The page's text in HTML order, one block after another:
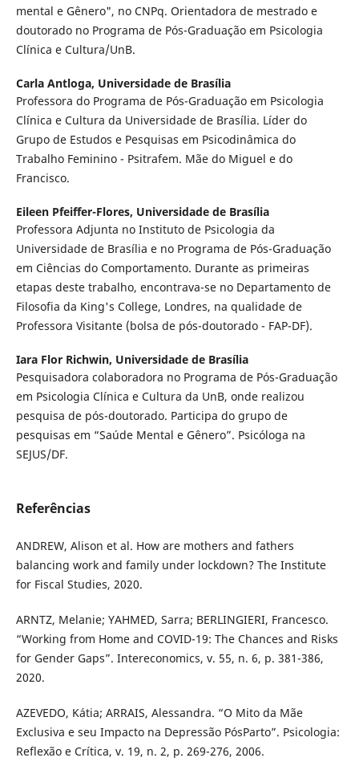
mental e Gênero", no CNPq. Orientadora de mestrado e
doutorado no Programa de Pós-Graduação em Psicologia
Clínica e Cultura/UnB.
Carla Antloga, Universidade de Brasília
Professora do Programa de Pós-Graduação em Psicologia
Clínica e Cultura da Universidade de Brasília. Líder do
Grupo de Estudos e Pesquisas em Psicodinâmica do
Trabalho Feminino - Psitrafem. Mãe do Miguel e do
Francisco.
Eileen Pfeiffer-Flores, Universidade de Brasília
Professora Adjunta no Instituto de Psicologia da
Universidade de Brasília e no Programa de Pós-Graduação
em Ciências do Comportamento. Durante as primeiras
etapas deste trabalho, encontrava-se no Departamento de
Filosofia da King's College, Londres, na qualidade de
Professora Visitante (bolsa de pós-doutorado - FAP-DF).
Iara Flor Richwin, Universidade de Brasília
Pesquisadora colaboradora no Programa de Pós-Graduação
em Psicologia Clínica e Cultura da UnB, onde realizou
pesquisa de pós-doutorado. Participa do grupo de
pesquisas em “Saúde Mental e Gênero”. Psicóloga na
SEJUS/DF.
Referências
ANDREW, Alison et al. How are mothers and fathers
balancing work and family under lockdown? The Institute
for Fiscal Studies, 2020.
ARNTZ, Melanie; YAHMED, Sarra; BERLINGIERI, Francesco.
“Working from Home and COVID-19: The Chances and Risks
for Gender Gaps”. Intereconomics, v. 55, n. 6, p. 381-386,
2020.
AZEVEDO, Kátia; ARRAIS, Alessandra. “O Mito da Mãe
Exclusiva e seu Impacto na Depressão PósParto”. Psicologia:
Reflexão e Crítica, v. 19, n. 2, p. 269-276, 2006.